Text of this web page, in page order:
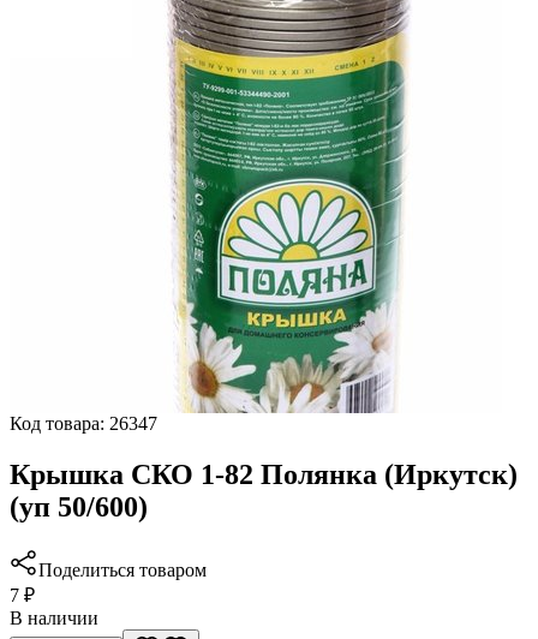
Код товара: 26347
Крышка СКО 1-82 Полянка (Иркутск)
(уп 50/600)
Поделиться товаром
7 ₽
В наличии